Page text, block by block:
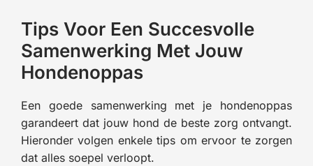
Tips Voor Een Succesvolle
Samenwerking Met Jouw
Hondenoppas
Een goede samenwerking met je hondenoppas
garandeert dat jouw hond de beste zorg ontvangt.
Hieronder volgen enkele tips om ervoor te zorgen
dat alles soepel verloopt.